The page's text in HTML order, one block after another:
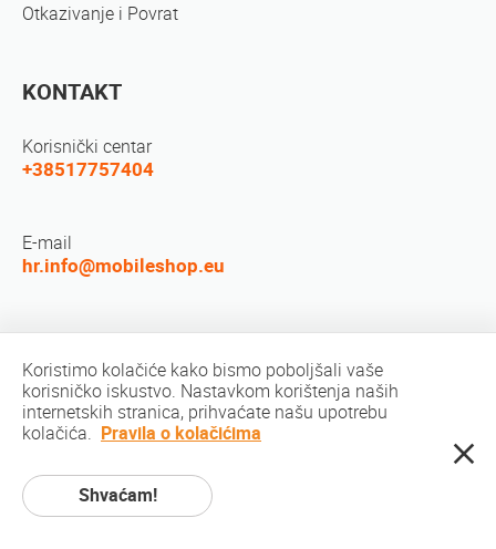
Otkazivanje i Povrat
KONTAKT
Korisnički centar
+38517757404
E-mail
hr.info@mobileshop.eu
Autorsko pravo © 2010-2026 MobileShop.eu. Sva prava pridržana. Sve slike
Koristimo kolačiće kako bismo poboljšali vaše
korisničko iskustvo. Nastavkom korištenja naših
internetskih stranica, prihvaćate našu upotrebu
kolačića. Pravila o kolačićima
Shvaćam!